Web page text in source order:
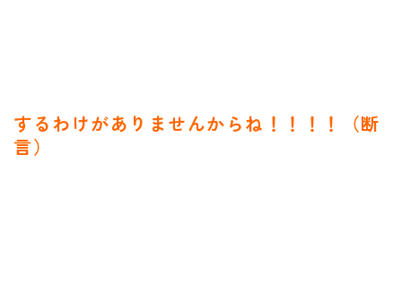
するわけがありませんからね！！！！（断
言）